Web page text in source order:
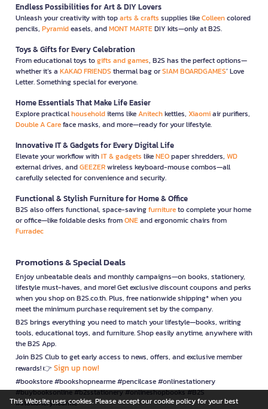
Endless Possibilities for Art & DIY Lovers
Unleash your creativity with toparts & crafts supplies likeColleencolored
pencils, Pyramideasels, andMONT MARTEDIY kits—only at B2S.
Toys & Gifts for Every Celebration
From educational toys togifts and games, B2S has the perfect options—
whether it’s a KAKAO FRIENDS thermal bag orSIAM BOARDGAMES’ Love
Letter. Something special for everyone.
Home Essentials That Make Life Easier
Explore practicalhouseholditems likeAnitechkettles, Xiaomiair purifiers,
Double A Careface masks, and more—ready for your lifestyle.
Innovative IT & Gadgets for Every Digital Life
Elevate your workflow withIT & gadgets likeNEOpaper shredders, WD
external drives, andGEEZERwireless keyboard-mouse combos—all
carefully selected for convenience and security.
Functional & Stylish Furniture for Home & Office
B2S also offers functional, space-savingfurnitureto complete your home
or office—like foldable desks fromONEand ergonomic chairs from
Furradec
Promotions & Special Deals
Enjoy unbeatable deals and monthly campaigns—on books, stationery,
lifestyle must-haves, and more! Get exclusive discount coupons and perks
when you shop on B2S.co.th. Plus, free nationwide shipping* when you
meet the minimum purchase requirement set by the company.
B2S brings everything you need to match your lifestyle—books, writing
tools, educational toys, and furniture. Shop easily anytime, anywhere with
the B2S App.
Join B2S Club to get early access to news, offers, and exclusive member
rewards! 👉 Sign up now!
#bookstore #bookshopnearme #pencilcase #onlinestationery
#buybooksonline #b2sstationery #onlineshopbooks #B2S
#stationerynearme
This Website uses cookies. Please accept our cookie policy for your best